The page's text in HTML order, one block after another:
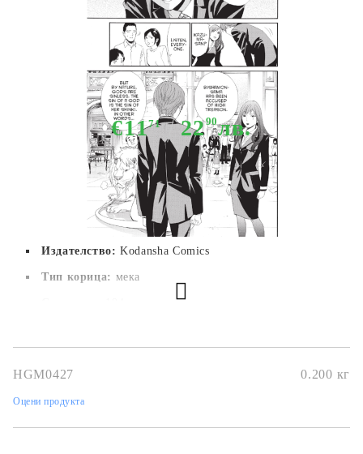
Манга: Noragami Stray God 17
€1171 2290лв.
Издателство:Kodansha Comics
Тип корица: мека
Дата на издаване:
Жанр:Action, Fantasy, Romance, Shounen, Supernatural
HGM0427 0.200 кг
Оцени продукта